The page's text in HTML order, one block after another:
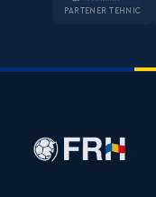
PARTENER TEHNIC